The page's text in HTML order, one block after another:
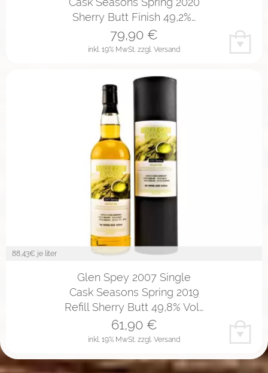
Sherry Butt Finish 49,2%…
inkl. 19% MwSt. zzgl. Versand
79,90 €
88,43€ je liter
Glen Spey 2007 Single
Cask Seasons Spring 2019
Refill Sherry Butt 49,8% Vol…
inkl. 19% MwSt. zzgl. Versand
61,90€